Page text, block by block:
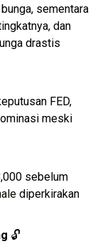
sementara
dan
drastis
FED,
meski
sebelum
diperkirakan
🔓